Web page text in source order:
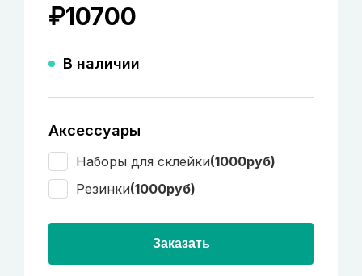
₽10700
В наличии
Аксессуары
Наборы для склейки(1000руб)
Резинки(1000руб)
Заказать